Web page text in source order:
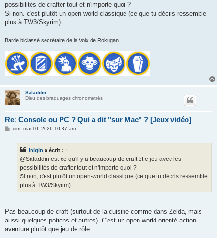
possibilités de crafter tout et n'importe quoi ?
Si non, c'est plutôt un open-world classique (ce que tu décris ressemble
plus à TW3/Skyrim).
Barde biclassé secrétaire de la Voix de Rokugan
Saladdin
Dieu des braquages chronométrés
Re: Console ou PC ? Qui a dit "sur Mac" ? [Jeux vidéo]
Mdim. mai 10, 2026 10:37 am
Inigin a écrit : ↑
@Saladdin est-ce qu'il y a beaucoup de craft et e jeu avec les
possibilités de crafter tout et n'importe quoi ?
Si non, c'est plutôt un open-world classique (ce que tu décris ressemble
plus à TW3/Skyrim).
Pas beaucoup de craft (surtout de la cuisine comme dans Zelda, mais
aussi quelques potions et autres). C'est un open-world orienté action-
aventure plutôt que jeu de rôle.